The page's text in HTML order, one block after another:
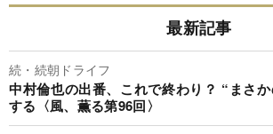
最新記事
続・続朝ドライフ
中村倫也の出番、これで終わり？ “まさ
する〈風、薫る第96回〉